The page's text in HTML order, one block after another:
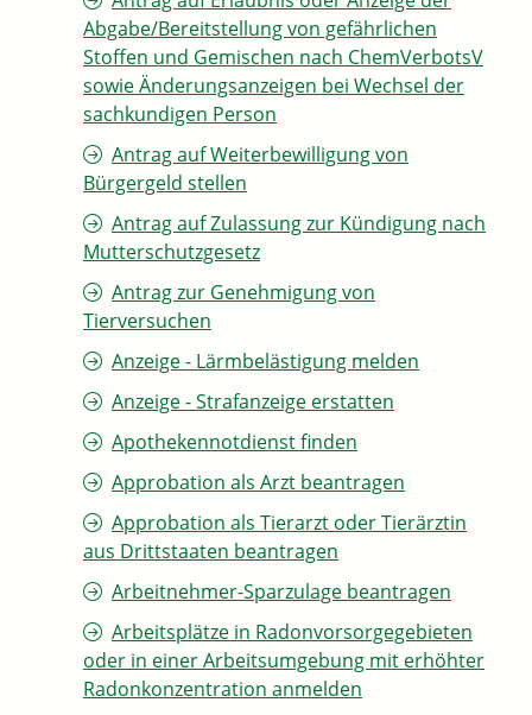
Abgabe/Bereitstellung von gefährlichen
Stoffen und Gemischen nach ChemVerbotsV
sowie Änderungsanzeigen bei Wechsel der
sachkundigen Person
Antrag auf Weiterbewilligung von
Bürgergeld stellen
Antrag auf Zulassung zur Kündigung nach
Mutterschutzgesetz
Antrag zur Genehmigung von
Tierversuchen
Anzeige - Lärmbelästigung melden
Anzeige - Strafanzeige erstatten
Apothekennotdienst finden
Approbation als Arzt beantragen
Approbation als Tierarzt oder Tierärztin
aus Drittstaaten beantragen
Arbeitnehmer-Sparzulage beantragen
Arbeitsplätze in Radonvorsorgegebieten
oder in einer Arbeitsumgebung mit erhöhter
Radonkonzentration anmelden